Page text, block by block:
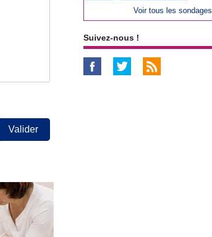
Valider
Voir tous les sondages
Suivez-nous !